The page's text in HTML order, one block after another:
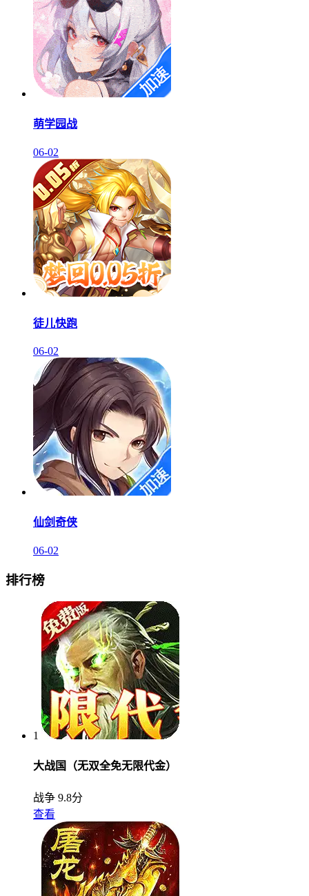
萌学园战
06-02
徒儿快跑
06-02
仙剑奇侠
06-02
排行榜
1
大战国（无双全免无限代金）
战争 9.8分
查看